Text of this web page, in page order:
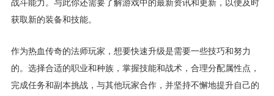
战斗能力。与此你还需要了解游戏中的最新资讯和更新，以便及时
获取新的装备和技能。
作为热血传奇的法师玩家，想要快速升级是需要一些技巧和努力
的。选择合适的职业和种族，掌握技能和战术，合理分配属性点，
完成任务和副本挑战，与其他玩家合作，并坚持不懈地提升自己的